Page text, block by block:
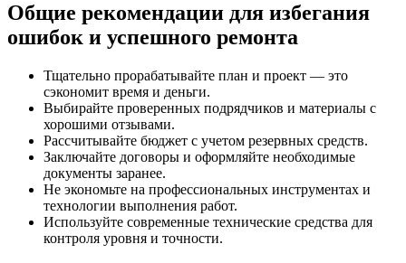
Общие рекомендации для избегания
ошибок и успешного ремонта
Тщательно прорабатывайте план и проект — это
сэкономит время и деньги.
Выбирайте проверенных подрядчиков и материалы с
хорошими отзывами.
Рассчитывайте бюджет с учетом резервных средств.
Заключайте договоры и оформляйте необходимые
документы заранее.
Не экономьте на профессиональных инструментах и
технологии выполнения работ.
Используйте современные технические средства для
контроля уровня и точности.